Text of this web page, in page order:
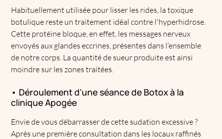
Habituellement utilisée pour lisser les rides, la toxique
botulique reste un traitement idéal contre l'hyperhidrose.
Cette protéine bloque, en effet, les messages nerveux
envoyés aux glandes eccrines, présentes dans l’ensemble
de notre corps. La quantité de sueur produite est ainsi
moindre sur les zones traitées.
• Déroulement d'une séance de Botox à la
clinique Apogée
Envie de vous débarrasser de cette sudation excessive ?
Après une première consultation dans les locaux raffinés